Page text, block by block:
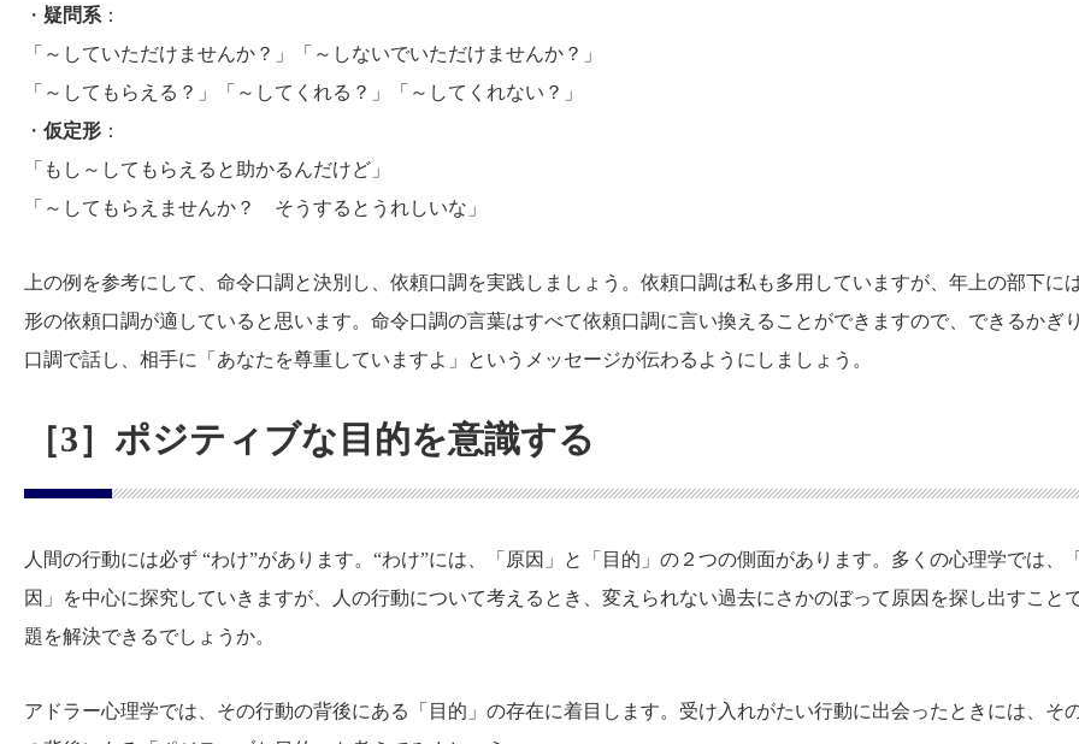
・ 疑問系 ：
「～していただけませんか？」「～しないでいただけませんか？」
「～してもらえる？」「～してくれる？」「～してくれない？」
・ 仮定形 ：
「もし～してもらえると助かるんだけど」
「～してもらえませんか？ そうするとうれしいな」
上の例を参考にして、命令口調と決別し、依頼口調を実践しましょう。依頼口調は私も多用していますが、年上の部下に
形の依頼口調が適していると思います。命令口調の言葉はすべて依頼口調に言い換えることができますので、できるかぎ
口調で話し、相手に「あなたを尊重していますよ」というメッセージが伝わるようにしましょう。
［3］ポジティブな目的を意識する
人間の行動には必ず “わけ”があります。“わけ”には、「原因」と「目的」の２つの側面があります。多くの心理学では、
因」を中心に探究していきますが、人の行動について考えるとき、変えられない過去にさかのぼって原因を探し出すこと
題を解決できるでしょうか。
アドラー心理学では、その行動の背後にある「目的」の存在に着目します。受け入れがたい行動に出会ったときには、そ